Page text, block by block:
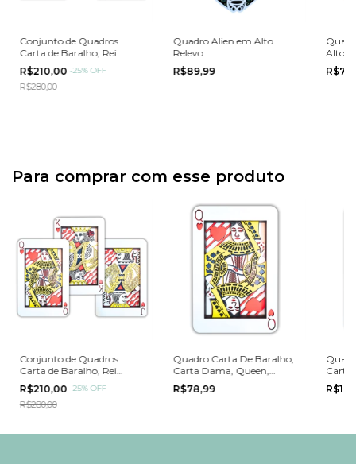
Conjunto de Quadros
Carta de Baralho, Rei
Dama Valete 30cm
R$210,00 -25%OFF
R$280,00
Quadro Alien em Alto
Relevo
R$89,99
Alto
Para comprar com esse produto
Conjunto de Quadros
Carta de Baralho, Rei
Dama Valete 30cm
R$210,00 -25%OFF
R$280,00
Quadro Carta De Baralho,
Carta Dama, Queen,
30cm
R$78,99
Carta
60cm